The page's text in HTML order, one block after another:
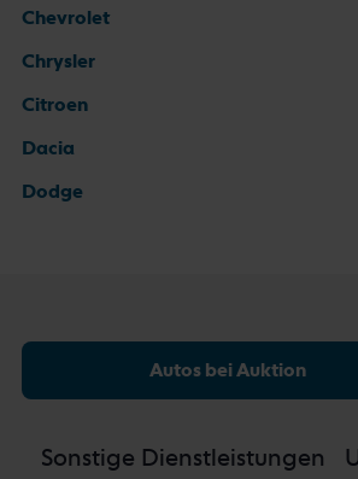
Chevrolet
Chrysler
Citroen
Dacia
Dodge
Autos bei Auktion
Sonstige Dienstleistungen